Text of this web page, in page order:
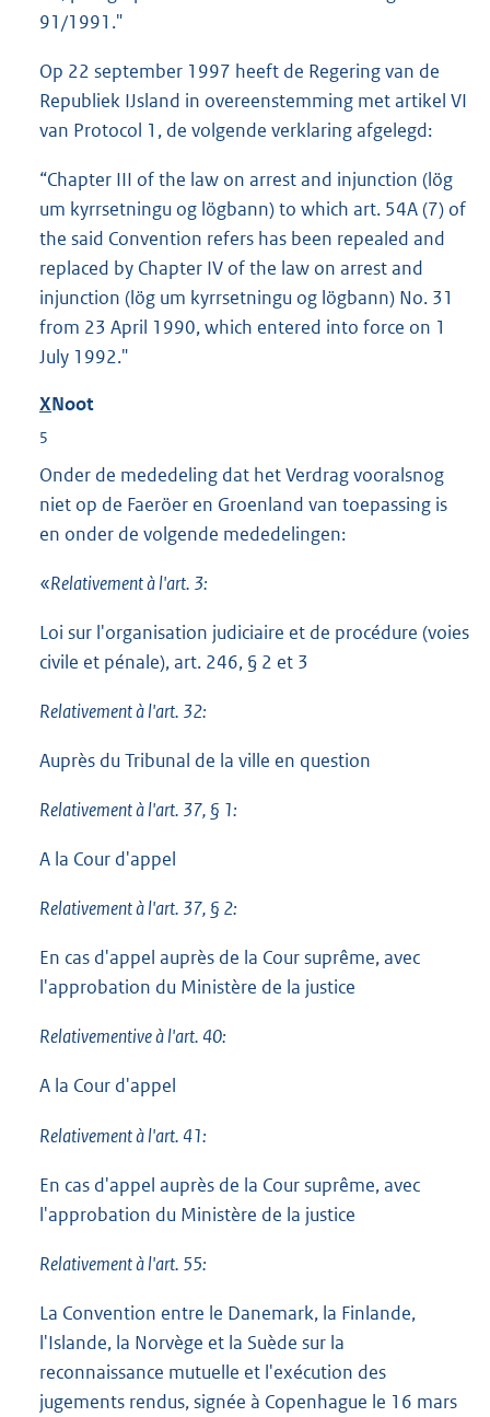
91/1991."
Op 22 september 1997 heeft de Regering van de
Republiek IJsland in overeenstemming met artikel VI
van Protocol 1, de volgende verklaring afgelegd:
“Chapter III of the law on arrest and injunction (lög
um kyrrsetningu og lögbann) to which art. 54A (7) of
the said Convention refers has been repealed and
replaced by Chapter IV of the law on arrest and
injunction (lög um kyrrsetningu og lögbann) No. 31
from 23 April 1990, which entered into force on 1
July 1992."
XNoot
5
Onder de mededeling dat het Verdrag vooralsnog
niet op de Faeröer en Groenland van toepassing is
en onder de volgende mededelingen:
«Relativement à l'art. 3:
Loi sur l'organisation judiciaire et de procédure (voies
civile et pénale), art. 246, § 2 et 3
Relativement à l'art. 32:
Auprès du Tribunal de la ville en question
Relativement à l'art. 37, § 1:
A la Cour d'appel
Relativement à l'art. 37, § 2:
En cas d'appel auprès de la Cour suprême, avec
l'approbation du Ministère de la justice
Relativementive à l'art. 40:
A la Cour d'appel
Relativement à l'art. 41:
En cas d'appel auprès de la Cour suprême, avec
l'approbation du Ministère de la justice
Relativement à l'art. 55:
La Convention entre le Danemark, la Finlande,
l'Islande, la Norvège et la Suède sur la
reconnaissance mutuelle et l'exécution des
jugements rendus, signée à Copenhague le 16 mars